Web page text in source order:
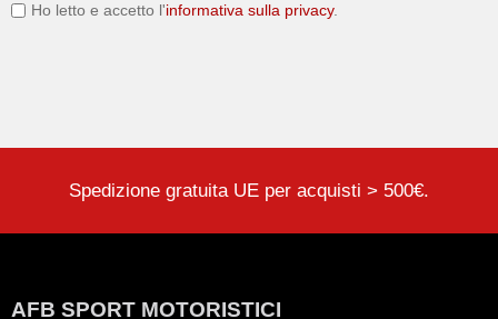
Ho letto e accetto l'informativa sulla privacy.
Spedizione gratuita UE per acquisti > 500€.
AFB SPORT MOTORISTICI